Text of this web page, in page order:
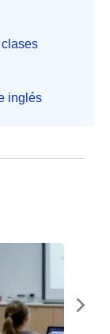
inglés